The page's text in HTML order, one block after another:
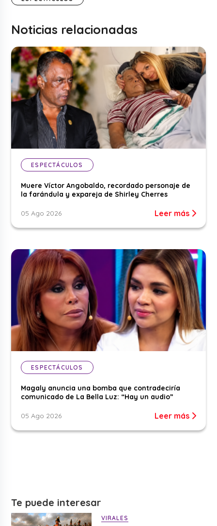
Noticias relacionadas
ESPECTÁCULOS
Muere Víctor Angobaldo, recordado personaje de
la farándula y expareja de Shirley Cherres
05 Ago 2026 Leer más
ESPECTÁCULOS
Magaly anuncia una bomba que contradeciría
comunicado de La Bella Luz: “Hay un audio”
05 Ago 2026 Leer más
Te puede interesar
VIRALES